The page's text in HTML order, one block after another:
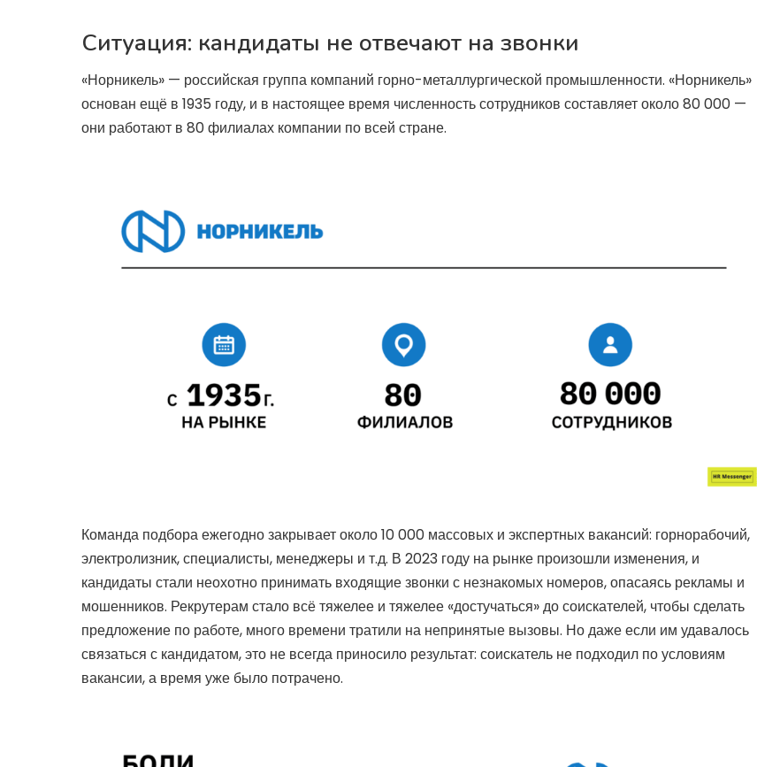
Ситуация: кандидаты не отвечают на звонки
«Норникель» — российская группа компаний горно-металлургической промышленности. «Норникель»
основан ещё в 1935 году, и в настоящее время численность сотрудников составляет около 80 000 —
они работают в 80 филиалах компании по всей стране.
Команда подбора ежегодно закрывает около 10 000 массовых и экспертных вакансий: горнорабочий,
электролизник, специалисты, менеджеры и т.д. В 2023 году на рынке произошли изменения, и
кандидаты стали неохотно принимать входящие звонки с незнакомых номеров, опасаясь рекламы и
мошенников. Рекрутерам стало всё тяжелее и тяжелее «достучаться» до соискателей, чтобы сделать
предложение по работе, много времени тратили на непринятые вызовы. Но даже если им удавалось
связаться с кандидатом, это не всегда приносило результат: соискатель не подходил по условиям
вакансии, а время уже было потрачено.